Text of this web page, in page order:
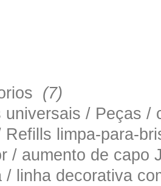
(7)
universais / Peças
Refills limpa-para-
/ aumento de
/ linha decorativa